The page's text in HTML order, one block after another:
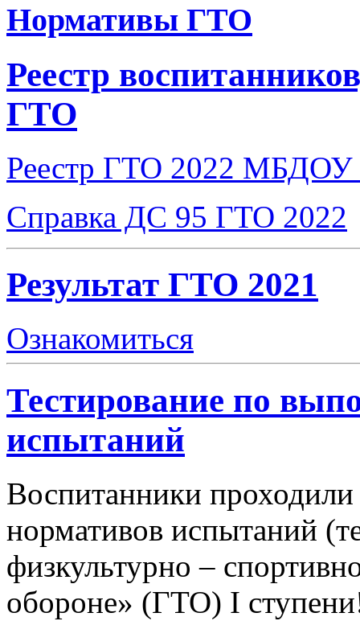
Нормативы ГТО
Реестр
ГТО
Реестр ГТО 2022
Справка ДС 95 ГТО 2022
Результат ГТО 2021
Ознакомиться
Тестирование по
испытаний
Воспитанники
нормативов испытаний
физкультурно –
обороне» (ГТО) I